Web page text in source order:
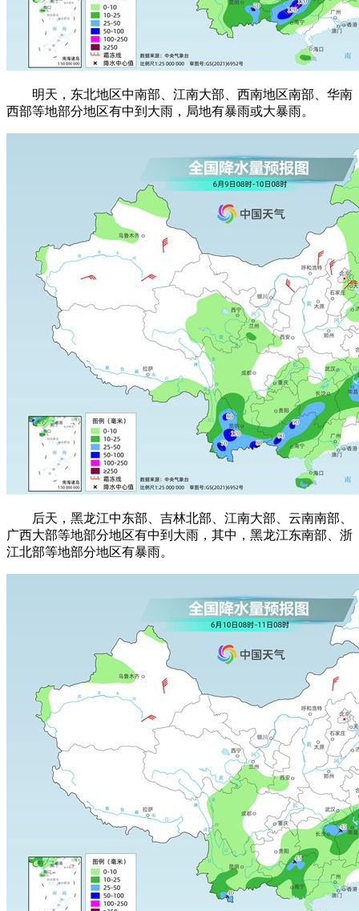
明天，东北地区中南部、江南大部、西南地区南部、华南
西部等地部分地区有中到大雨，局地有暴雨或大暴雨。
后天，黑龙江中东部、吉林北部、江南大部、云南南部、
广西大部等地部分地区有中到大雨，其中，黑龙江东南部、浙
江北部等地部分地区有暴雨。